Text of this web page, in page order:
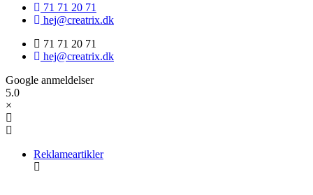
71 71 20 71
hej@creatrix.dk
71 71 20 71
hej@creatrix.dk
Google anmeldelser
5.0
×
Reklameartikler